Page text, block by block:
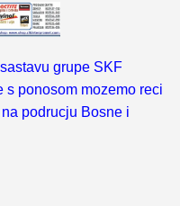
grupe SKF
s ponosom mozemo reci
podrucju Bosne i